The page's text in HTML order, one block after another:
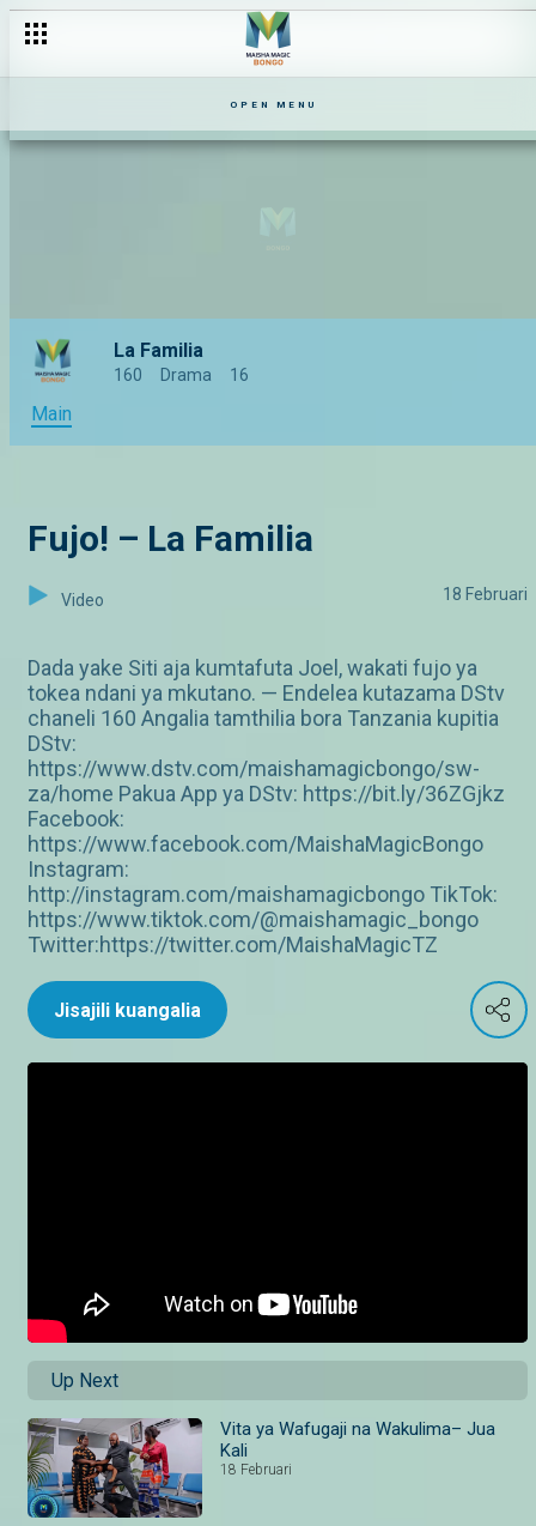
OPEN MENU
La Familia
160 Drama 16
Main
Fujo! – La Familia
Video 18 Februari
Dada yake Siti aja kumtafuta Joel, wakati fujo ya
tokea ndani ya mkutano. — Endelea kutazama DStv
chaneli 160 Angalia tamthilia bora Tanzania kupitia
DStv:
https://www.dstv.com/maishamagicbongo/sw-
za/home Pakua App ya DStv: https://bit.ly/36ZGjkz
Facebook:
https://www.facebook.com/MaishaMagicBongo
Instagram:
http://instagram.com/maishamagicbongo TikTok:
https://www.tiktok.com/@maishamagic_bongo
Twitter:https://twitter.com/MaishaMagicTZ
Jisajili kuangalia
Up Next
Vita ya Wafugaji na Wakulima– Jua
Kali
18 Februari